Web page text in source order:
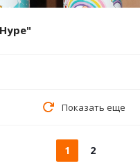
Показать еще
1 2